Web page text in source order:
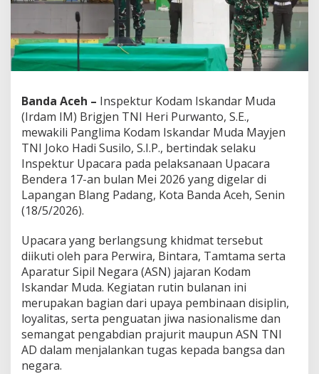
r
a
B
e
n
d
a
1
7
-
a
n
d
i
a
n
g
P
a
d
n
g
Banda Aceh – Inspektur Kodam Iskandar Muda
(Irdam IM) Brigjen TNI Heri Purwanto, S.E.,
mewakili Panglima Kodam Iskandar Muda Mayjen
TNI Joko Hadi Susilo, S.I.P., bertindak selaku
Inspektur Upacara pada pelaksanaan Upacara
Bendera 17-an bulan Mei 2026 yang digelar di
Lapangan Blang Padang, Kota Banda Aceh, Senin
(18/5/2026).
Upacara yang berlangsung khidmat tersebut
diikuti oleh para Perwira, Bintara, Tamtama serta
Aparatur Sipil Negara (ASN) jajaran Kodam
Iskandar Muda. Kegiatan rutin bulanan ini
merupakan bagian dari upaya pembinaan disiplin,
loyalitas, serta penguatan jiwa nasionalisme dan
semangat pengabdian prajurit maupun ASN TNI
AD dalam menjalankan tugas kepada bangsa dan
negara.